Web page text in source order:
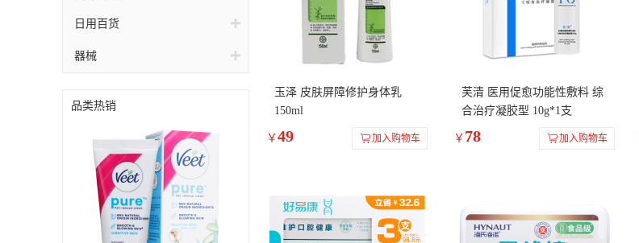
日用百货
器械
品类热销
玉泽 皮肤屏障修护身体乳
150ml
￥ 49 加入购物车
芙清 医用促愈功能性敷料 综
合治疗凝胶型 10g*1支
￥ 78 加入购物车